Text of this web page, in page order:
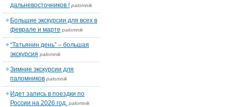
дальневосточников ! palomnik
Большие экскурсии для всех в
феврале и марте palomnik
“Татьянин день” – большая
экскурсия palomnik
Зимние экскурсии для
паломников palomnik
Идет запись в поездки по
России на 2026 год. palomnik